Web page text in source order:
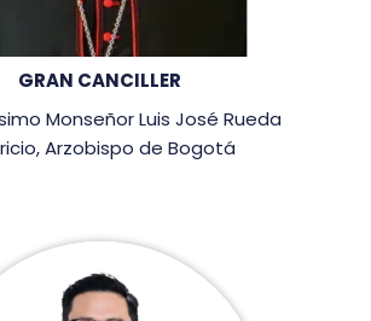
GRAN CANCILLER
Monseñor Luis José Rueda
Arzobispo de Bogotá